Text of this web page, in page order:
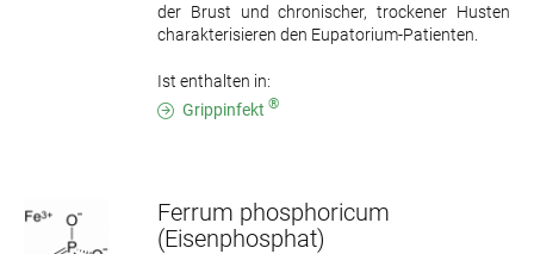
der Brust und chronischer, trockener Husten
charakterisieren den Eupatorium-Patienten.
Ist enthalten in:
Grippinfekt ®
Ferrum phosphoricum
(Eisenphosphat)